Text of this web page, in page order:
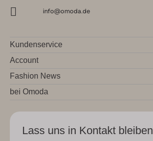
info@omoda.de
Kundenservice
Account
Fashion News
bei Omoda
Lass uns in Kontakt bleiben